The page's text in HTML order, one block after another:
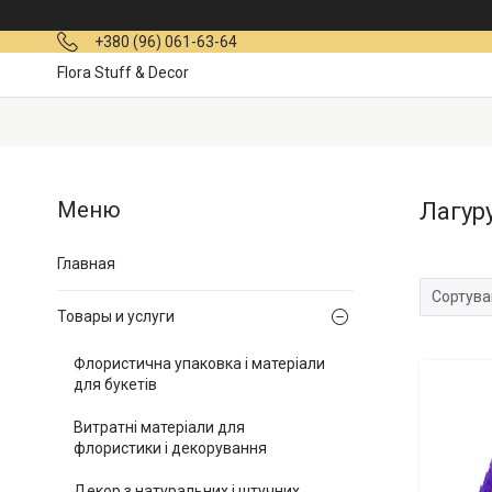
+380 (96) 061-63-64
Flora Stuff & Decor
Главная
Товары и услуги
Флористична упаковка і матеріали
для букетів
Витратні матеріали для
флористики і декорування